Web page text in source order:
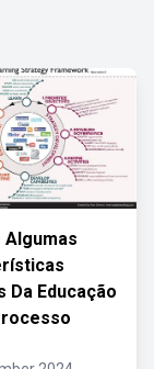
Algumas
Da Educação